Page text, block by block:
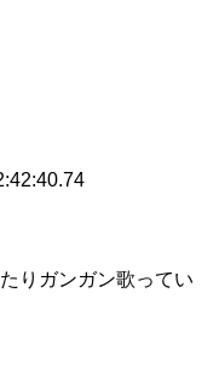
りガンガン歌ってい